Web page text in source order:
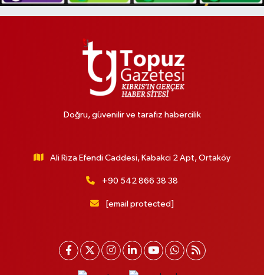
Doğru, güvenilir ve tarafız habercilik
Ali Riza Efendi Caddesi, Kabakci 2 Apt, Ortaköy
+90 542 866 38 38
[email protected]